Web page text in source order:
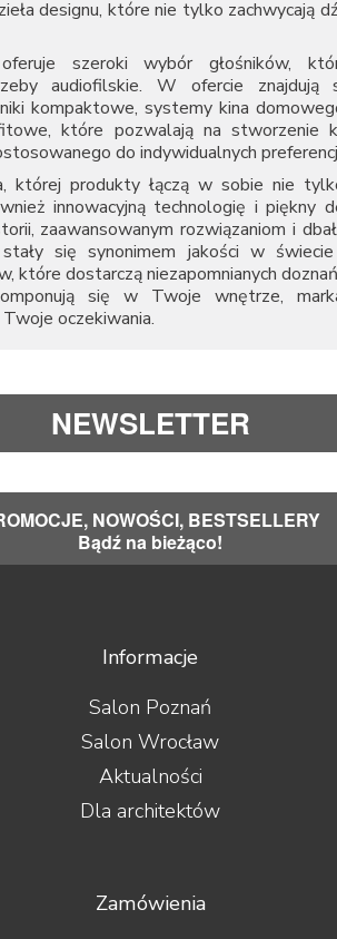
designu, które nie tylko zachwycają
szeroki wybór głośników,
audiofilskie. W ofercie znajdują
kompaktowe, systemy kina
które pozwalają na stworzenie
do indywidualnych
której produkty łączą w sobie nie
innowacyjną technologię i piękny
zaawansowanym rozwiązaniom i
się synonimem jakości w
które dostarczą niezapomnianych
się w Twoje wnętrze,
oczekiwania.
NEWSLETTER
NOWOŚCI, BESTSELLERY
Bądź na bieżąco!
Informacje
Salon Poznań
Salon Wrocław
Aktualności
Dla architektów
Zamówienia